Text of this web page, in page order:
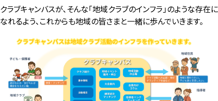
クラブキャンバスが、そんな「地域クラブのインフラ」のような存在に
なれるよう、これからも地域の皆さまと一緒に歩んでいきます。